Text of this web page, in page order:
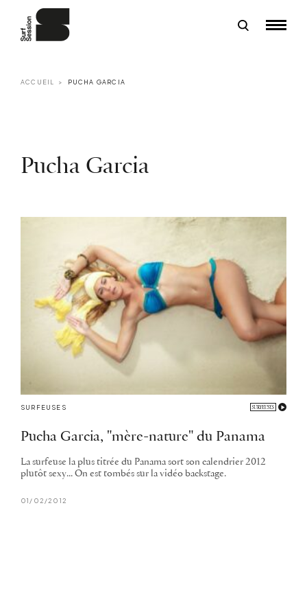
ACCUEIL PUCHA GARCIA
Pucha Garcia
SURFEUSES
Pucha Garcia, "mère-nature" du Panama
La surfeuse la plus titrée du Panama sort son calendrier 2012
plutôt sexy... On est tombés sur la vidéo backstage.
01/02/2012